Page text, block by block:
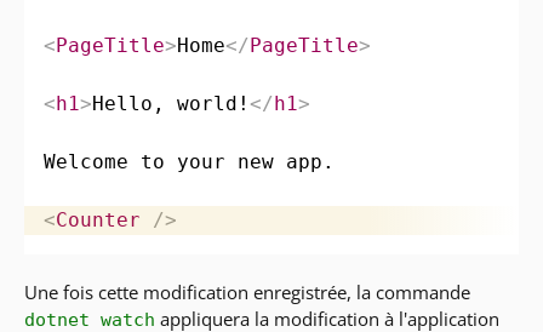
<PageTitle>Home</PageTitle>
<h1>Hello, world! </h1>
Welcome to your new app.
<Counter />
Une fois cette modification enregistrée, la commande
dotnet watch appliquera la modification à l'application